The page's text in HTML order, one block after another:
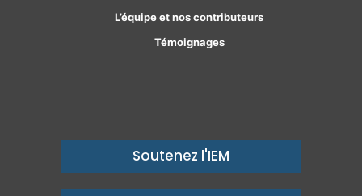
L’équipe et nos contributeurs
Témoignages
Soutenez l'IEM